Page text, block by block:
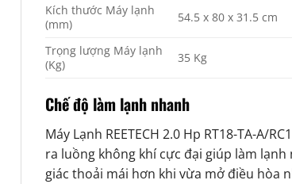
Kích thước Máy lạnh
(mm)
54.5 x 80 x 31.5 cm
Trọng lượng Máy lạnh
(Kg)
35 Kg
Chế độ làm lạnh nhanh
Máy Lạnh REETECH 2.0 Hp RT18-TA-A/
ra luồng không khí cực đại giúp làm lạnh
giác thoải mái hơn khi vừa mở điều hòa